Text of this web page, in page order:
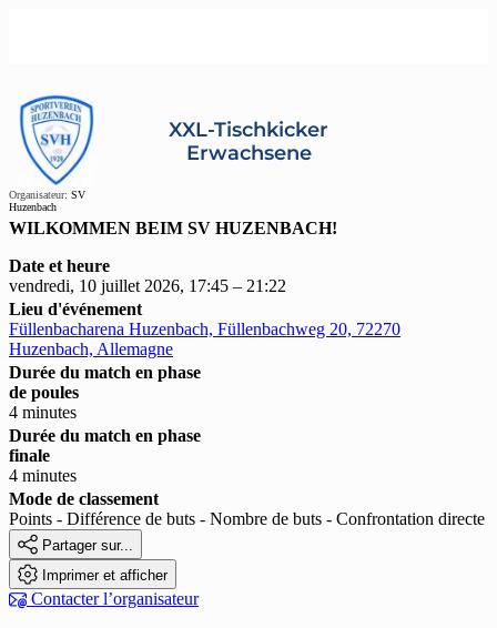
Organisateur: SV
Huzenbach
XXL-Tischkicker
Erwachsene
WILKOMMEN BEIM SV HUZENBACH!
Date et heure
vendredi, 10 juillet 2026, 17:45 – 21:22
Lieu d'événement
Füllenbacharena Huzenbach, Füllenbachweg 20, 72270
Huzenbach, Allemagne
Durée du match en phase
de poules
4 minutes
Durée du match en phase
finale
4 minutes
Mode de classement
Points - Différence de buts - Nombre de buts - Confrontation directe
 Partager sur...
 Imprimer et afficher
 Contacter l’organisateur